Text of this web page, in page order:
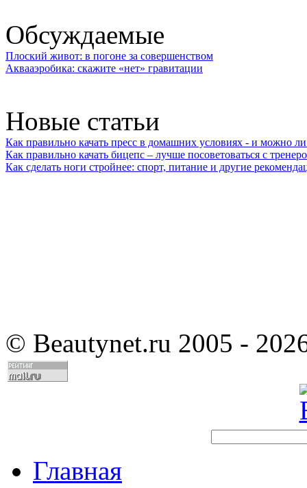
Обсуждаемые
Плоский живот: в погоне за совершенством
Аквааэробика: скажите «нет» гравитации
Новые статьи
Как правильно качать пресс в домашних условиях - и можно
Как правильно качать бицепс – лучше посоветоваться с
Как сделать ноги стройнее: спорт, питание и другие
© Beautynet.ru 2005 -
Главная